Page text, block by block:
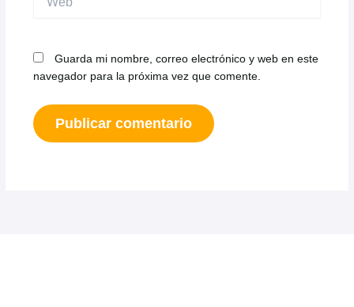
Guarda mi nombre, correo electrónico y web en este
navegador para la próxima vez que comente.